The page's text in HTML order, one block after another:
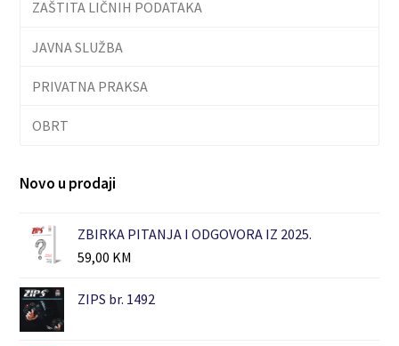
ZAŠTITA LIČNIH PODATAKA
JAVNA SLUŽBA
PRIVATNA PRAKSA
OBRT
Novo u prodaji
ZBIRKA PITANJA I ODGOVORA IZ 2025.
59,00 KM
ZIPS br. 1492